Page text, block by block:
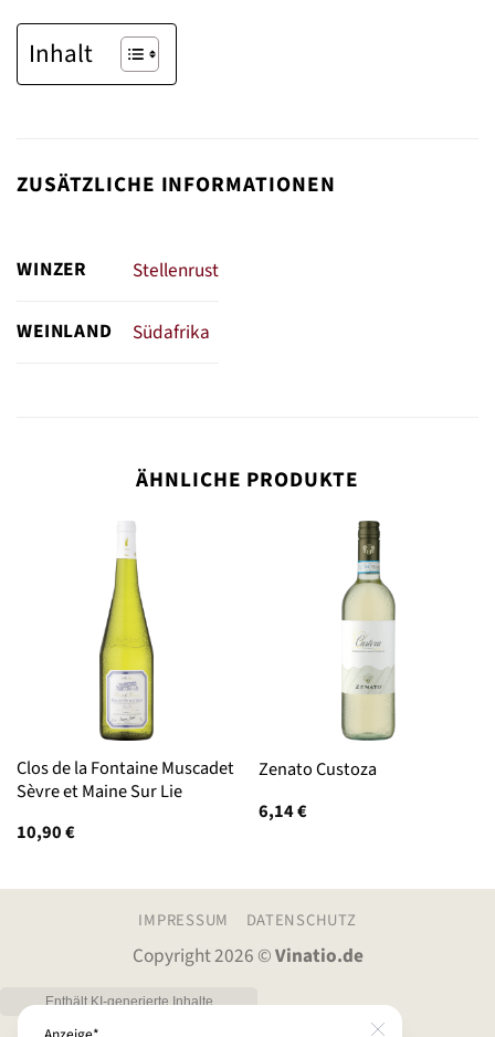
Inhalt
ZUSÄTZLICHE INFORMATIONEN
WINZER Stellenrust
WEINLAND Südafrika
ÄHNLICHE PRODUKTE
Clos de la Fontaine Muscadet
Sèvre et Maine Sur Lie
10,90€
Zenato Custoza
6,14€
IMPRESSUM DATENSCHUTZ
Copyright 2026 ©Vinatio.de